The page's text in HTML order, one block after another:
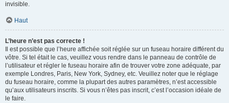
invisible.
Haut
L’heure n’est pas correcte !
Il est possible que l’heure affichée soit réglée sur un fuseau horaire différent du
vôtre. Si tel était le cas, veuillez vous rendre dans le panneau de contrôle de
l’utilisateur et régler le fuseau horaire afin de trouver votre zone adéquate, par
exemple Londres, Paris, New York, Sydney, etc. Veuillez noter que le réglage
du fuseau horaire, comme la plupart des autres paramètres, n’est accessible
qu’aux utilisateurs inscrits. Si vous n’êtes pas inscrit, c’est l’occasion idéale de
le faire.